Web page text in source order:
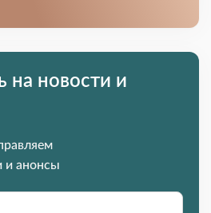
на новости и
и анонсы